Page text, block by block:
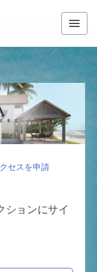
セスを申請
ションにサイ